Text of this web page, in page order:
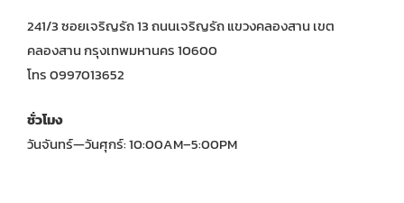
241/3 ซอยเจริญรัถ 13 ถนนเจริญรัถ แขวงคลองสาน เขต
คลองสาน กรุงเทพมหานคร 10600
โทร 0997013652
ชั่วโมง
วันจันทร์—วันศุกร์: 10:00AM–5:00PM